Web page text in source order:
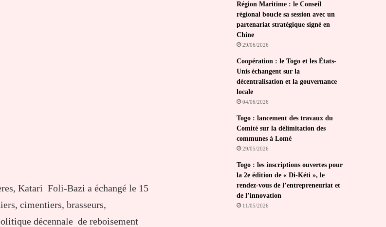
Katari Foli-Bazi a échangé le 15
cimentiers, brasseurs,
décennale de reboisement
Région Maritime : le Conseil
régional boucle sa session avec un
partenariat stratégique signé en
Chine
29/06/2026
Coopération : le Togo et les États-
Unis échangent sur la
décentralisation et la gouvernance
locale
04/06/2026
Togo : lancement des travaux du
Comité sur la délimitation des
communes à Lomé
29/05/2026
Togo : les inscriptions ouvertes pour
la 2e édition de « Di-Kéti », le
rendez-vous de l’entrepreneuriat et
de l’innovation
11/05/2026